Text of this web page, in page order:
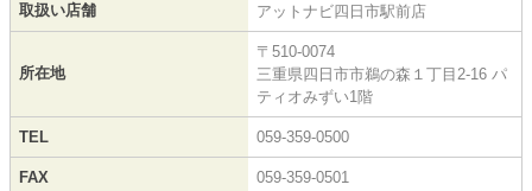
取扱い店舗 アットナビ四日市駅前店
所在地
〒510-0074
三重県四日市市鵜の森１丁目2-16 パ
ティオみずい1階
TEL 059-359-0500
FAX 059-359-0501